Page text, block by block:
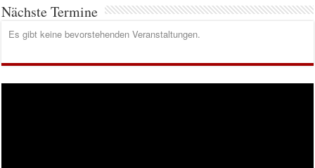
Nächste Termine
Es gibt keine bevorstehenden Veranstaltungen.